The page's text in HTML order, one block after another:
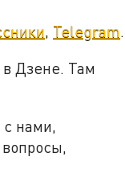
, Telegram.
в Дзене. Там
нами,